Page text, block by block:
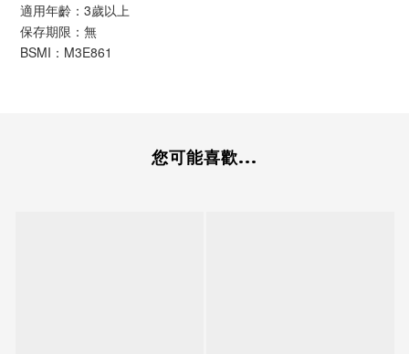
適用年齡：3歲以上
保存期限：無
BSMI：M3E861
您可能喜歡...